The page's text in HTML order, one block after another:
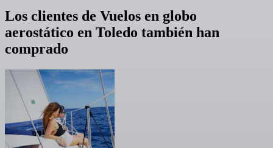
Los clientes de Vuelos en globo
aerostático en Toledo también han
comprado